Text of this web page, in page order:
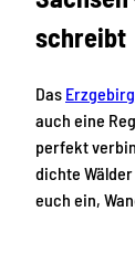
schreibt
Das
auch eine
perfekt
dichte
euch ein,